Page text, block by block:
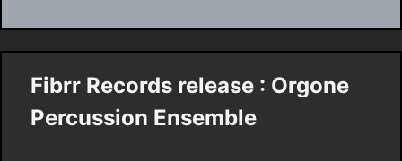
Fibrr Records release : Orgone
Percussion Ensemble